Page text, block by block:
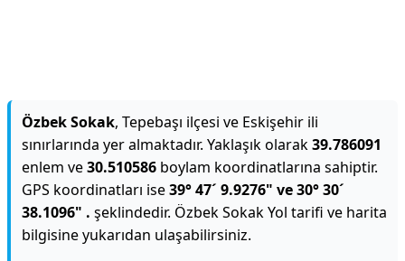
Özbek Sokak, Tepebaşı ilçesi ve Eskişehir ili
sınırlarında yer almaktadır. Yaklaşık olarak39.786091
enlem ve30.510586 boylam koordinatlarına sahiptir.
GPS koordinatları ise39° 47´ 9.9276" ve 30° 30´
38.1096" . şeklindedir. Özbek Sokak Yol tarifi ve harita
bilgisine yukarıdan ulaşabilirsiniz.